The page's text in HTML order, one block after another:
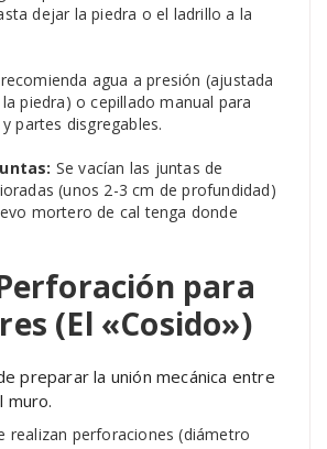
dejar la piedra o el ladrillo a la
agua a presión (ajustada
piedra) o cepillado manual para
partes disgregables.
Se vacían las juntas de
(unos 2-3 cm de profundidad)
mortero de cal tenga donde
para
(El «Cosido»)
preparar la unión mecánica entre
muro.
realizan perforaciones (diámetro